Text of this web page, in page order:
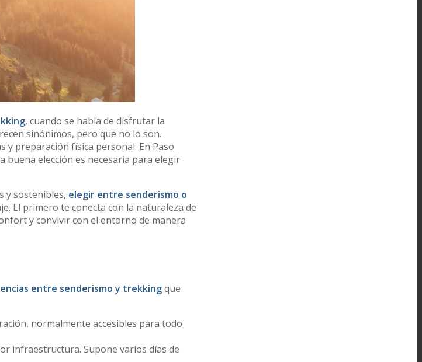
, cuando se habla de disfrutar la
sinónimos, pero que no lo son.
y preparación física personal. En Paso
buena elección es necesaria para elegir
y sostenibles, elegir entre senderismo o
El primero te conecta con la naturaleza de
y convivir con el entorno de manera
entre senderismo y trekkingque
normalmente accesibles para todo
infraestructura. Supone varios días de